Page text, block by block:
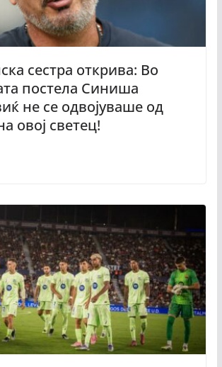
сестра открива: Во
постела Синиша
не се одвојуваше од
овој светец!